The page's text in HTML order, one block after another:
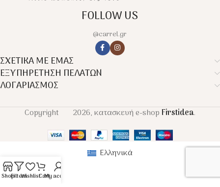
FOLLOW US
@carrel.gr
ΣΧΕΤΙΚΑ ΜΕ ΕΜΑΣ
ΕΞΥΠΗΡΕΤΗΣΗ ΠΕΛΑΤΩΝ
ΛΟΓΑΡΙΑΣΜΟΣ
Copyright 2026, κατασκευή e-shopFirstidea.
ShopFiltersWishlistCartMy account
Ελληνικά